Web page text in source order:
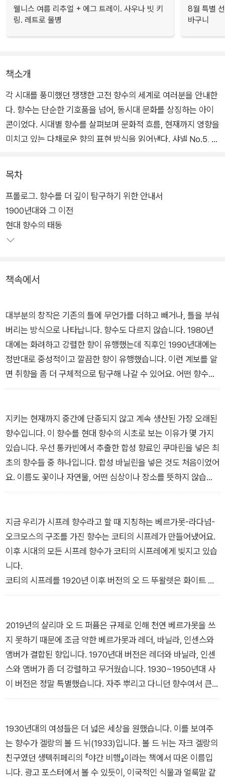
웰니스 여름 리추얼 + 에그 트레이. 사우나 빗 키
링. 레트로 물병
8월 특별
바구니
책소개
각 시대를 풍미했던 쟁쟁한 고전 향수의 세계로 여러분을 안내한
다. 향수는 단순한 기호품을 넘어, 동시대 문화를 상징하는 아이
콘이었다. 시대별 향수를 살펴보며 문화적 흐름, 현재까지 영향을
미치고 있는 다채로운 향의 표현 방식을 읽어낸다. 샤넬 No.5, 디
어려운 향수들까지 상징적인 향수들의 등장으로 향의 표현법이
어떻게 바뀌었는지 들여다본다.
목차
프롤로그. 향수를 더 깊이 탐구하기 위한 안내서
1900년대와 그 이전
현대 향수의 태동
책속에서
대부분의 창작은 기존의 틀에 무언가를 더하고 빼거나, 틀을 부숴
버리는 방식으로 나타납니다. 향수도 다르지 않습니다. 1980년
대에는 화려하고 강렬한 향이 유행했는데 직후인 1990년대에는
정반대로 중성적이고 깔끔한 향이 유행했습니다. 이런 계보를 알
면 취향을 좀 더 구체적으로 탐구해 나갈 수 있어요. 어떤 향수가
너무 마음에 든다면, 그 향수가 과거의 어떤 향수에서 영향을 받
[프롤로그]
지키는 현재까지 중간에 단종되지 않고 계속 생산된 가장 오래된
향수입니다. 이 향수를 현대 향수의 시초로 보는 이유가 몇 가지
있습니다. 우선 통카빈에서 추출한 합성 향료인 쿠마린을 넣은 최
초의 향수들 중 하나입니다. 합성 바닐린을 넣은 것도 처음이었어
요. 이름도 꽃이나 자연물, 어떤 심상이나 장소를 뜻하지 않습니
다. 그저 '지키'일 뿐입니다.
지금 우리가 시프레 향수라고 할 때 지칭하는 베르가못-라다넘-
오크모스의 구조를 가진 향수는 코티의 시프레가 만들어냈어요.
이후 시대의 모든 시프레 향수가 코티의 시프레에게 빚지고 있습
니다.
코티의 시프레를 1920년 이후 버전의 오 드 뚜왈렛은 화이트 플
로럴과 파우더리한 뉘앙스, 그리고 어두운 오크모스가 대비되다
고, 파우더리함이 살짝 가미된 오크모스향으로 끝납니다.
[1910년대 - 부드러운 향과 시프레의 탄생]
2019년의 샬리마 오 드 퍼퓸은 규제로 인해 천연 베르가못을 쓰
지 못하기 때문에 조금 약한 베르가못과 레더, 바닐라, 인센스와
앰버가 결합된 향입니다. 1970년대 버전은 레더와 바닐라, 인센
스와 앰버가 좀 더 강렬하고 무거웠습니다. 1930~1950년대 사
이 버전은 정말 특별했습니다. 자주 뿌리고 다니던 향수여서 큰
기대가 없었는데, 미들 노트에서 다양한 꽃 향을 느낄 수 있었어
온 것 같았습니다. 파우더리한 아이리스가 꽃 향에서 베이스인 레
더와 바닐라 향으로 옮겨가는 가교 역할을 하고, 베티버가 약간의
우디함을 주는 가운데 앰버와 레더, 인센스와 바닐라 향이 매우
풍부했습니다. 패츌리 향도 느껴졌는데 바닐라와 섞여 우디하면
1930년대의 여성들은 더 넓은 세상을 원했습니다. 이를 보여주
는 향수가 겔랑의 볼 드 뉘(1933)입니다. 볼 드 뉘는 자크 겔랑의
친구였던 생텍쥐페리의 『야간 비행』이라는 책에서 따온 이름입
니다. 광고 포스터에서 볼 수 있듯이, 이국적인 식물과 얼룩말 같